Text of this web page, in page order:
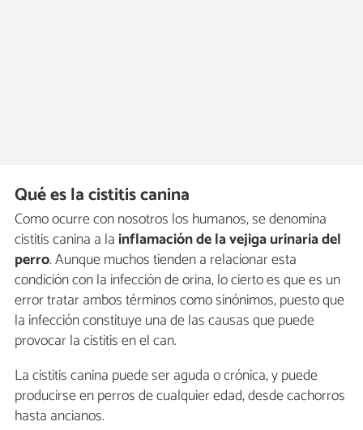
Qué es la cistitis canina
Como ocurre con nosotros los humanos, se denomina
cistitis canina a la inflamación de la vejiga urinaria del
perro. Aunque muchos tienden a relacionar esta
condición con la infección de orina, lo cierto es que es un
error tratar ambos términos como sinónimos, puesto que
la infección constituye una de las causas que puede
provocar la cistitis en el can.
La cistitis canina puede ser aguda o crónica, y puede
producirse en perros de cualquier edad, desde cachorros
hasta ancianos.